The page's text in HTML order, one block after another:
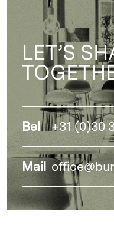
LET’S
Bel +31 (0)30
Mail